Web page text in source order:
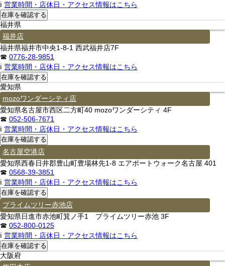
ℹ 営業時間・店休日・アクセス情報はこちら
福井県
福井店
福井県福井市中央1-8-1 西武福井店7F
☎ 0776-28-9851
ℹ 営業時間・店休日・アクセス情報はこちら
愛知県
mozoワンダーシティ店
愛知県名古屋市西区二方町40 mozoワンダーシティ 4F
☎ 052-506-7671
ℹ 営業時間・店休日・アクセス情報はこちら
名古屋空港店
愛知県西春日井郡豊山町豊場林先1-8 エアポートウォーク名古屋 401
☎ 0568-39-3851
ℹ 営業時間・店休日・アクセス情報はこちら
プライムツリー赤池店
愛知県日進市赤池町箕ノ手1 プライムツリー赤池 3F
☎ 052-800-0125
ℹ 営業時間・店休日・アクセス情報はこちら
大阪府